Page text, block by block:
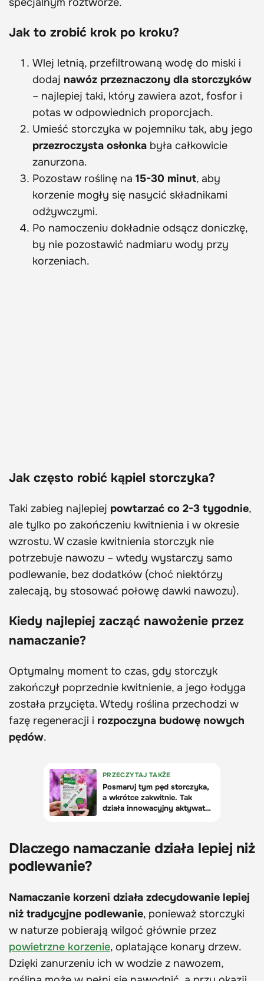
Jak to zrobić krok po kroku?
Wlej letnią, przefiltrowaną wodę do miski i
dodaj nawóz przeznaczony dla storczyków
– najlepiej taki, który zawiera azot, fosfor i
potas w odpowiednich proporcjach.
Umieść storczyka w pojemniku tak, aby jego
przezroczysta osłonka była całkowicie
zanurzona.
Pozostaw roślinę na 15-30 minut, aby
korzenie mogły się nasycić składnikami
odżywczymi.
Po namoczeniu dokładnie odsącz doniczkę,
by nie pozostawić nadmiaru wody przy
korzeniach.
Jak często robić kąpiel storczyka?
Taki zabieg najlepiej powtarzać co 2-3 tygodnie,
ale tylko po zakończeniu kwitnienia i w okresie
wzrostu. W czasie kwitnienia storczyk nie
potrzebuje nawozu – wtedy wystarczy samo
podlewanie, bez dodatków (choć niektórzy
zalecają, by stosować połowę dawki nawozu).
Kiedy najlepiej zacząć nawożenie przez
namaczanie?
Optymalny moment to czas, gdy storczyk
zakończył poprzednie kwitnienie, a jego łodyga
została przycięta. Wtedy roślina przechodzi w
fazę regeneracji i rozpoczyna budowę nowych
pędów.
Dlaczego namaczanie działa lepiej niż
podlewanie?
Namaczanie korzeni działa zdecydowanie lepiej
niż tradycyjne podlewanie, ponieważ storczyki
w naturze pobierają wilgoć głównie przez
powietrzne korzenie, oplatające konary drzew.
Dzięki zanurzeniu ich w wodzie z nawozem,